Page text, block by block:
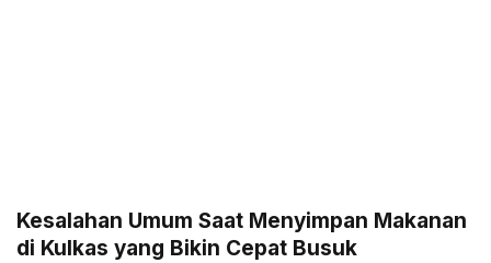
Kesalahan Umum Saat Menyimpan Makanan
di Kulkas yang Bikin Cepat Busuk